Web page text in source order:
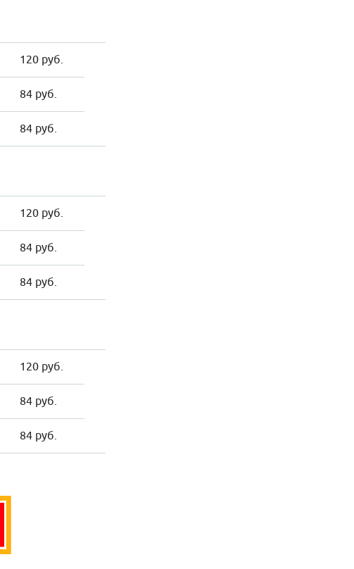
120 руб.
84 руб.
84 руб.
120 руб.
84 руб.
84 руб.
120 руб.
84 руб.
84 руб.